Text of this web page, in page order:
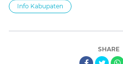
Info Kabupaten
SHARE